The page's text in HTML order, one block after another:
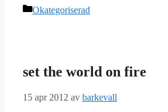
Kategorier
Okategoriserad
set the world on fire
15 apr 2012 av barkevall